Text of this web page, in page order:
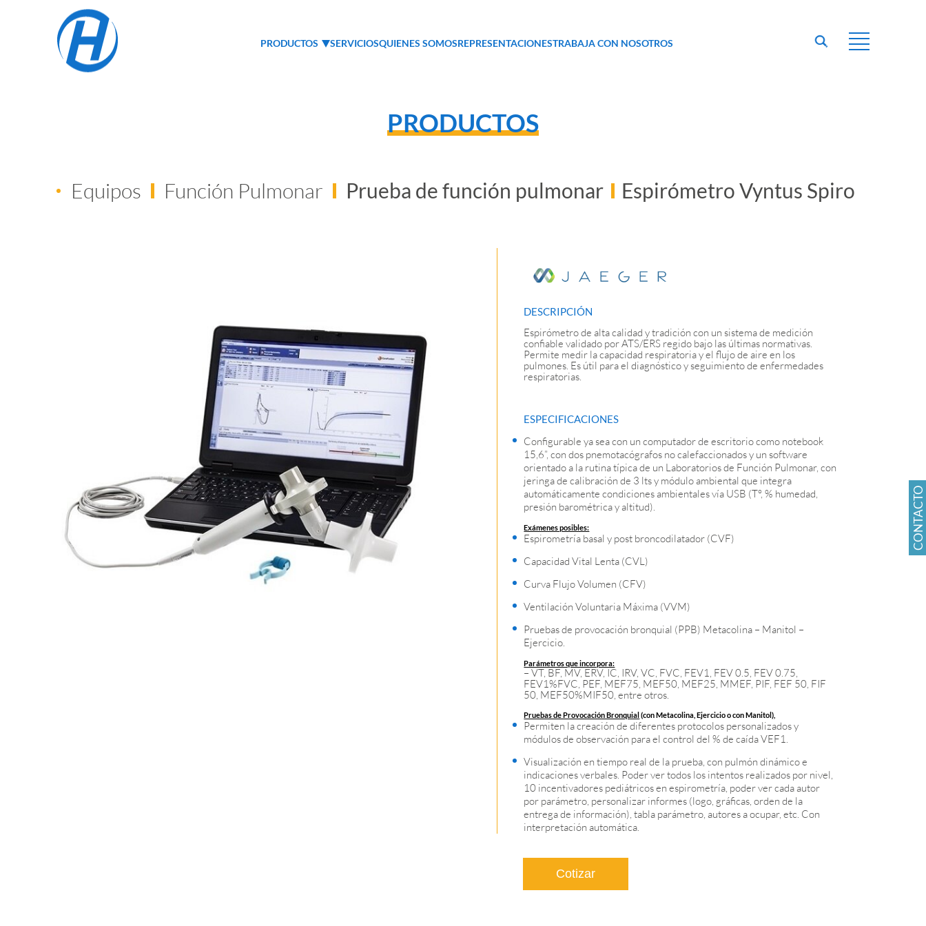
PRODUCTOS SERVICIOSQUIENES SOMOSREPRESENTACIONESTRABAJA CON NOSOTROS
PRODUCTOS
Equipos Función Pulmonar Prueba de función pulmonar Espirómetro Vyntus Spiro
DESCRIPCIÓN
Espirómetro de alta calidad y tradición con un sistema de medición
confiable validado por ATS/ERS regido bajo las últimas normativas.
Permite medir la capacidad respiratoria y el flujo de aire en los
pulmones. Es útil para el diagnóstico y seguimiento de enfermedades
respiratorias.
ESPECIFICACIONES
Configurable ya sea con un computador de escritorio como notebook
15,6”, con dos pnemotacógrafos no calefaccionados y un software
orientado a la rutina típica de un Laboratorios de Función Pulmonar, con
jeringa de calibración de 3 lts y módulo ambiental que integra
automáticamente condiciones ambientales vía USB (T°, % humedad,
presión barométrica y altitud).
Exámenes posibles:
Espirometría basal y post broncodilatador (CVF)
Capacidad Vital Lenta (CVL)
Curva Flujo Volumen (CFV)
Ventilación Voluntaria Máxima (VVM)
Pruebas de provocación bronquial (PPB) Metacolina – Manitol –
Ejercicio.
Parámetros que incorpora:
– VT, BF, MV, ERV, IC, IRV, VC, FVC, FEV1, FEV 0.5, FEV 0.75,
FEV1%FVC, PEF, MEF75, MEF50, MEF25, MMEF, PIF, FEF 50, FIF
50, MEF50%MIF50, entre otros.
Pruebas de Provocación Bronquial (con Metacolina, Ejercicio o con Manitol),
Permiten la creación de diferentes protocolos personalizados y
módulos de observación para el control del % de caída VEF1.
Visualización en tiempo real de la prueba, con pulmón dinámico e
indicaciones verbales. Poder ver todos los intentos realizados por nivel,
10 incentivadores pediátricos en espirometría, poder ver cada autor
por parámetro, personalizar informes (logo, gráficas, orden de la
entrega de información), tabla parámetro, autores a ocupar, etc. Con
interpretación automática.
Cotizar
CONTACTO